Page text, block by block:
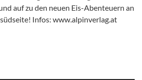
auf zu den neuen Eis-Abenteuern an
Infos: www.alpinverlag.at